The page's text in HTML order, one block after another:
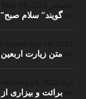
گویند” سلام
متن زیارت
برائت و بیزاری